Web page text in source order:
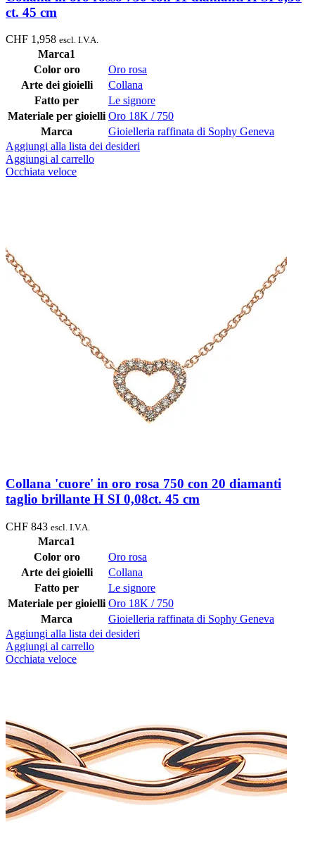
ct. 45 cm
CHF 1,958 escl. I.V.A.
Marca1
Color oro
Oro rosa
Arte dei gioielli
Collana
Fatto per
Le signore
Materiale per gioielli Oro 18K / 750
Marca
Gioielleria raffinata di Sophy Geneva
Aggiungi alla lista dei desideri
Aggiungi al carrello
Occhiata veloce
Collana 'cuore' in oro rosa 750 con 20 diamanti
taglio brillante H SI 0,08ct. 45 cm
CHF 843 escl. I.V.A.
Marca1
Color oro
Oro rosa
Arte dei gioielli
Collana
Fatto per
Le signore
Materiale per gioielli Oro 18K / 750
Marca
Gioielleria raffinata di Sophy Geneva
Aggiungi alla lista dei desideri
Aggiungi al carrello
Occhiata veloce